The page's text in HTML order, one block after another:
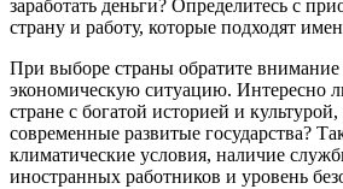
заработать деньги? Определитесь с
страну и работу, которые подходят
При выборе страны обратите
экономическую ситуацию. Интересно
стране с богатой историей и
современные развитые государства?
климатические условия, наличие
иностранных работников и уровень